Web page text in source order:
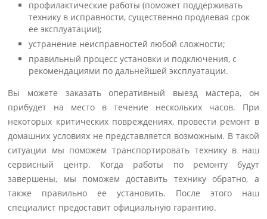
профилактические работы (поможет поддерживать
технику в исправности, существенно продлевая срок
ее эксплуатации);
устранение неисправностей любой сложности;
правильный процесс установки и подключения, с
рекомендациями по дальнейшей эксплуатации.
Вы можете заказать оперативный выезд мастера, он
прибудет на место в течение нескольких часов. При
некоторых критических повреждениях, провести ремонт в
домашних условиях не представляется возможным. В такой
ситуации мы поможем транспортировать технику в наш
сервисный центр. Когда работы по ремонту будут
завершены, мы поможем доставить технику обратно, а
также правильно ее установить. После этого наш
специалист предоставит официальную гарантию.